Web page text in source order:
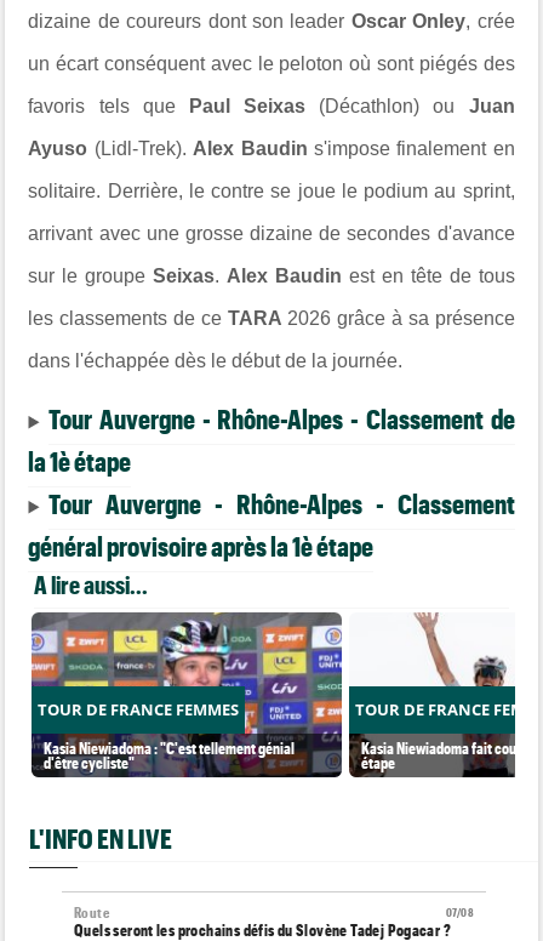
dizaine de coureurs dont son leader Oscar Onley, crée
un écart conséquent avec le peloton où sont piégés des
favoris tels que Paul Seixas (Décathlon) ou Juan
Ayuso (Lidl-Trek). Alex Baudin s'impose finalement en
solitaire. Derrière, le contre se joue le podium au sprint,
arrivant avec une grosse dizaine de secondes d'avance
sur le groupeSeixas. Alex Baudin est en tête de tous
les classements de ceTARA 2026 grâce à sa présence
dans l'échappée dès le début de la journée.
Tour Auvergne - Rhône-Alpes - Classement de
la 1è étape
Tour Auvergne - Rhône-Alpes - Classement
général provisoire après la 1è étape
A lire aussi...
TOUR DE FRANCE FEMMES
Kasia Niewiadoma : "C'est tellement génial
d'être cycliste"
TOUR DE FRANCE
Kasia Niewiadoma fait coup
étape
L'INFO EN LIVE
07/08
Route
Quels seront les prochains défis du Slovène Tadej Pogacar ?